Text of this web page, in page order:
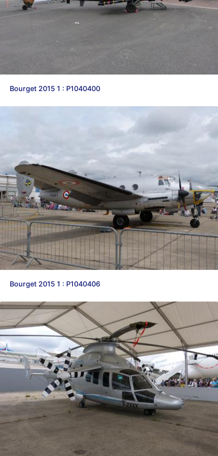
Bourget 2015 1 : P1040400
Bourget 2015 1 : P1040406